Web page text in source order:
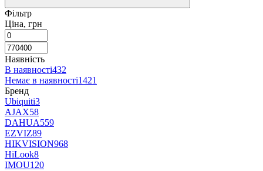
Фільтр
Ціна, грн
Наявність
В наявності432
Немає в наявності1421
Бренд
Ubiquiti3
AJAX58
DAHUA559
EZVIZ89
HIKVISION968
HiLook8
IMOU120